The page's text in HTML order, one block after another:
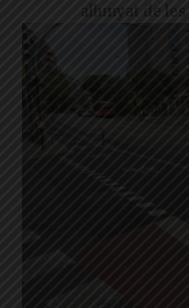
allunyat de les